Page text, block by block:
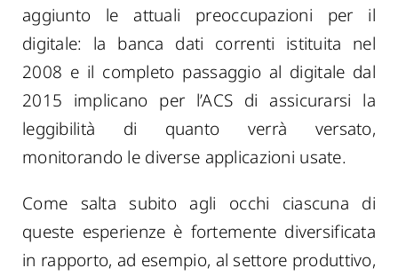
aggiunto le attuali preoccupazioni per il
digitale: la banca dati correnti istituita nel
2008 e il completo passaggio al digitale dal
2015 implicano per l’ACS di assicurarsi la
leggibilità di quanto verrà versato,
monitorando le diverse applicazioni usate.
Come salta subito agli occhi ciascuna di
queste esperienze è fortemente diversificata
in rapporto, ad esempio, al settore produttivo,